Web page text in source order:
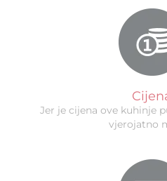
Jer je cijena ove kuhinje
vjerojatno